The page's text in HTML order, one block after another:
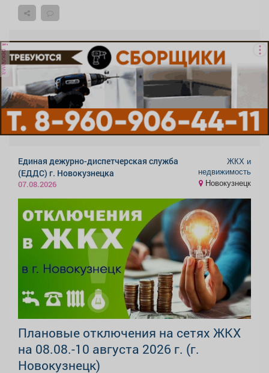
реклама
Единая дежурно-диспетчерская служба
(ЕДДС) г. Новокузнецка
07.08.2026
ЖКХ и
недвижимость
Новокузнецк
Плановые отключения на сетях ЖКХ
на 08.08.-10 августа 2026 г. (г.
Новокузнецк)